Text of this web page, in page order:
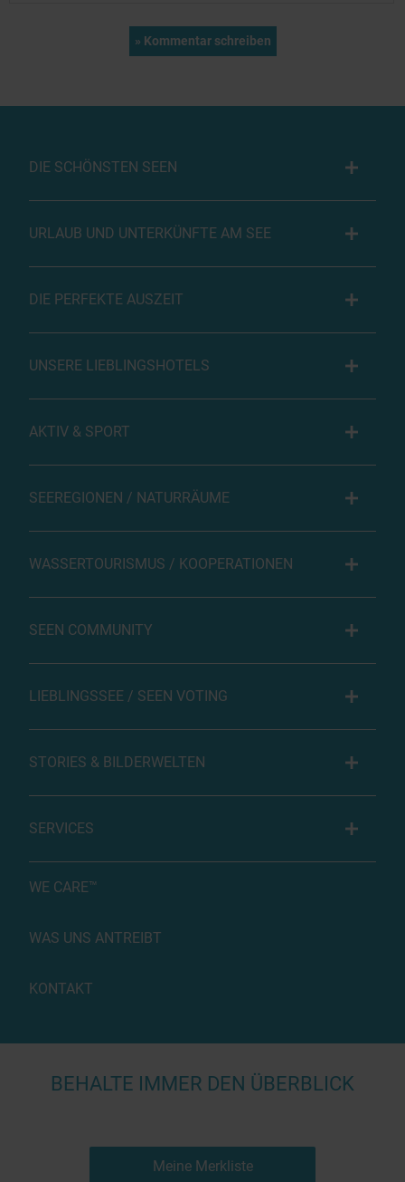
DIE SCHÖNSTEN SEEN
URLAUB UND UNTERKÜNFTE AM SEE
DIE PERFEKTE AUSZEIT
UNSERE LIEBLINGSHOTELS
AKTIV & SPORT
SEEREGIONEN / NATURRÄUME
WASSERTOURISMUS / KOOPERATIONEN
SEEN COMMUNITY
LIEBLINGSSEE / SEEN VOTING
STORIES & BILDERWELTEN
SERVICES
WE CARE™
WAS UNS ANTREIBT
KONTAKT
BEHALTE IMMER DEN ÜBERBLICK
Meine Merkliste